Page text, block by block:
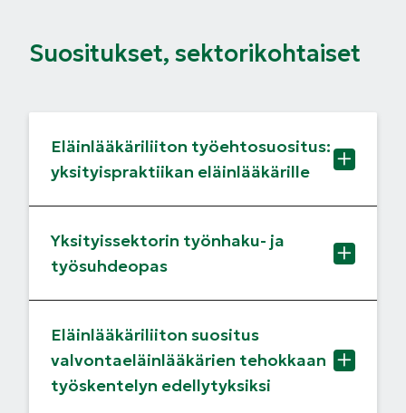
Suositukset, sektorikohtaiset
Eläinlääkäriliiton työehtosuositus:
yksityispraktiikan eläinlääkärille
Yksityissektorin työnhaku- ja
työsuhdeopas
Eläinlääkäriliiton suositus
valvontaeläinlääkärien tehokkaan
työskentelyn edellytyksiksi